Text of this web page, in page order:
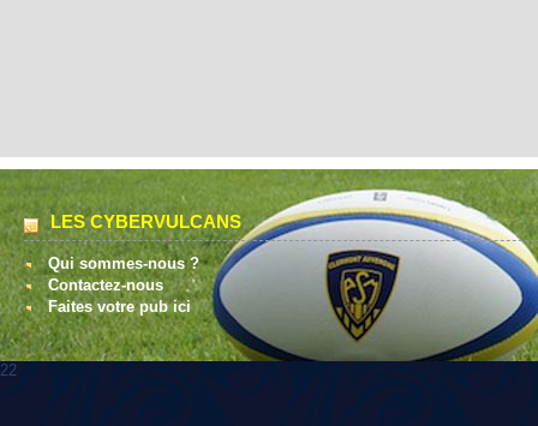
LES CYBERVULCANS
Qui sommes-nous ?
Contactez-nous
Faites votre pub ici
22